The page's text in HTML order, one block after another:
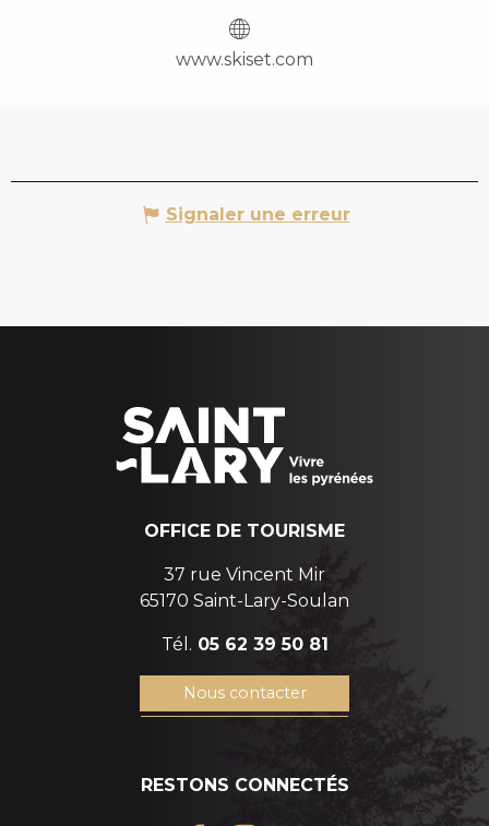
www.skiset.com
Signaler une erreur
OFFICE DE TOURISME
37 rue Vincent Mir
65170 Saint-Lary-Soulan
Tél. 05 62 39 50 81
Nous contacter
RESTONS CONNECTÉS